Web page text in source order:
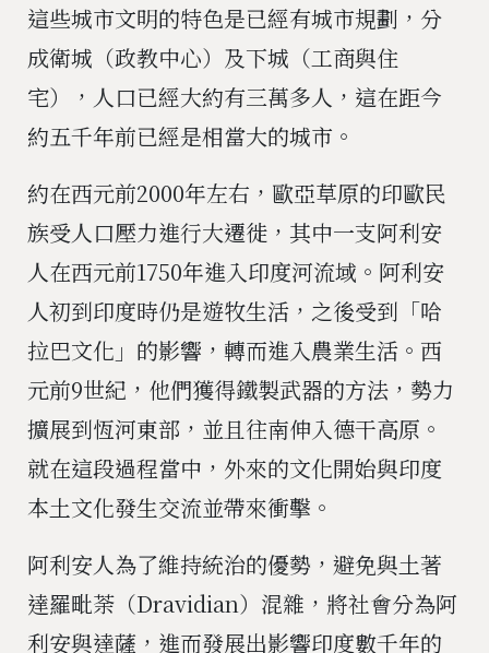
這些城市文明的特色是已經有城市規劃，分
成衛城（政教中心）及下城（工商與住
宅），人口已經大約有三萬多人，這在距今
約五千年前已經是相當大的城市。
約在西元前2000年左右，歐亞草原的印歐民
族受人口壓力進行大遷徙，其中一支阿利安
人在西元前1750年進入印度河流域。阿利安
人初到印度時仍是遊牧生活，之後受到「哈
拉巴文化」的影響，轉而進入農業生活。西
元前9世紀，他們獲得鐵製武器的方法，勢力
擴展到恆河東部，並且往南伸入德干高原。
就在這段過程當中，外來的文化開始與印度
本土文化發生交流並帶來衝擊。
阿利安人為了維持統治的優勢，避免與土著
達羅毗荼（Dravidian）混雜，將社會分為阿
利安與達薩，進而發展出影響印度數千年的